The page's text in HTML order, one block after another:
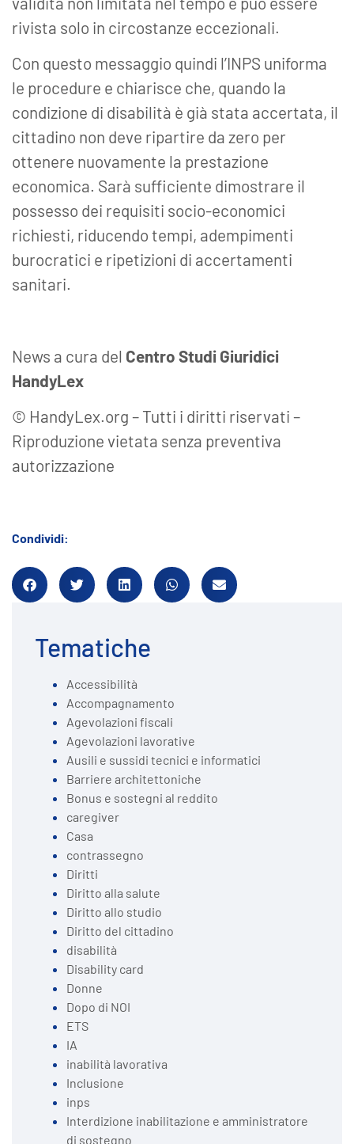
rivista solo in circostanze eccezionali.
Con questo messaggio quindi l’INPS uniforma
le procedure e chiarisce che, quando la
condizione di disabilità è già stata accertata, il
cittadino non deve ripartire da zero per
ottenere nuovamente la prestazione
economica. Sarà sufficiente dimostrare il
possesso dei requisiti socio-economici
richiesti, riducendo tempi, adempimenti
burocratici e ripetizioni di accertamenti
sanitari.
News a cura del Centro Studi Giuridici
HandyLex
© HandyLex.org – Tutti i diritti riservati –
Riproduzione vietata senza preventiva
autorizzazione
Condividi:
Tematiche
Accessibilità
Accompagnamento
Agevolazioni fiscali
Agevolazioni lavorative
Ausili e sussidi tecnici e informatici
Barriere architettoniche
Bonus e sostegni al reddito
caregiver
Casa
contrassegno
Diritti
Diritto alla salute
Diritto allo studio
Diritto del cittadino
disabilità
Disability card
Donne
Dopo di NOI
ETS
IA
inabilità lavorativa
Inclusione
inps
Interdizione inabilitazione e amministratore
di sostegno